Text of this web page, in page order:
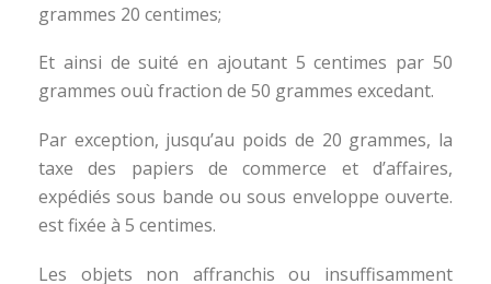
grammes 20 centimes;
Et ainsi de suité en ajoutant 5 centimes par 50
grammes ouù fraction de 50 grammes excedant.
Par exception, jusqu’au poids de 20 grammes, la
taxe des papiers de commerce et d’affaires,
expédiés sous bande ou sous enveloppe ouverte.
est fixée à 5 centimes.
Les objets non affranchis ou insuffisamment